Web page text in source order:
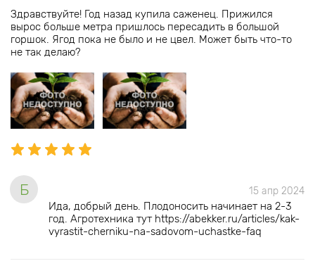
Здравствуйте! Год назад купила саженец. Прижился
вырос больше метра пришлось пересадить в большой
горшок. Ягод пока не было и не цвел. Может быть что-то
не так делаю?
Б 15 апр 2024
Ида, добрый день. Плодоносить начинает на 2-3
год. Агротехника тут https://abekker.ru/articles/kak-
vyrastit-cherniku-na-sadovom-uchastke-faq